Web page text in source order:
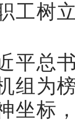
工树
总书
组为
坐标